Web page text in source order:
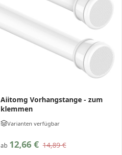
Aiitomg Vorhangstange - zum
klemmen
Varianten verfügbar
ab 12,66 € 14,89 €